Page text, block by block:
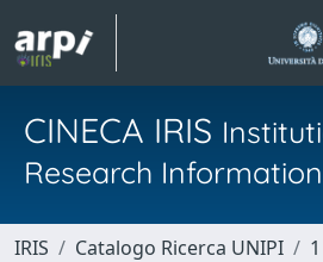
CINECA IRIS
Research
IRIS Catalogo Ricerca UNIPI